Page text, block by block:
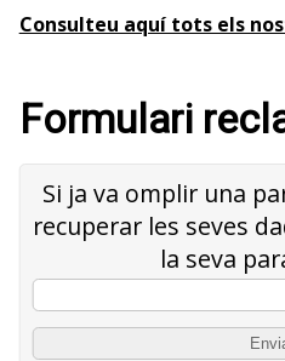
Consulteu aquí tots els
Formulari
Si ja va omplir una
recuperar les seves
la seva